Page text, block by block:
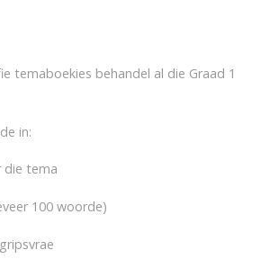
temaboekies behandel al die Graad 1
in:
die tema
100 woorde)